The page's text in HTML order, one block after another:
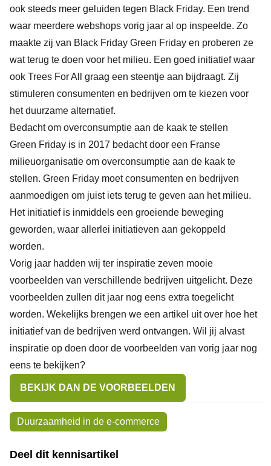
ook steeds meer geluiden tegen Black Friday. Een trend
waar meerdere webshops vorig jaar al op inspeelde. Zo
maakte zij van Black Friday Green Friday en proberen ze
wat terug te doen voor het milieu. Een goed initiatief waar
ook Trees For All
graag een steentje aan bijdraagt. Zij
stimuleren consumenten en bedrijven om te kiezen voor
het duurzame alternatief.
Bedacht om overconsumptie aan de kaak te stellen
Green Friday is in 2017 bedacht door een Franse
milieuorganisatie om overconsumptie aan de kaak te
stellen. Green Friday moet consumenten en bedrijven
aanmoedigen om juist iets terug te geven aan het milieu.
Het initiatief is inmiddels een groeiende beweging
geworden, waar allerlei initiatieven aan gekoppeld
worden.
Vorig jaar hadden wij ter inspiratie zeven mooie
voorbeelden van verschillende bedrijven uitgelicht. Deze
voorbeelden zullen dit jaar nog eens extra toegelicht
worden. Wekelijks brengen we een artikel uit over hoe het
initiatief van de bedrijven werd ontvangen. Wil jij alvast
inspiratie op doen door de voorbeelden van vorig jaar nog
eens te bekijken?
BEKIJK DAN DE VOORBEELDEN
Onderwerpen
Duurzaamheid in de e-commerce
Deel dit kennisartikel